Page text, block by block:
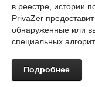
в реестре, истории
PrivaZer
обнаруженные или
специальных
Подробнее